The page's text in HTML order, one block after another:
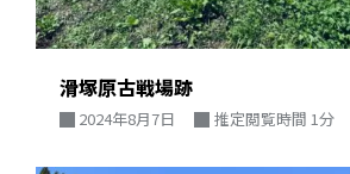
滑塚原古戦場跡
2024年8月7日 推定閲覧時間 1分